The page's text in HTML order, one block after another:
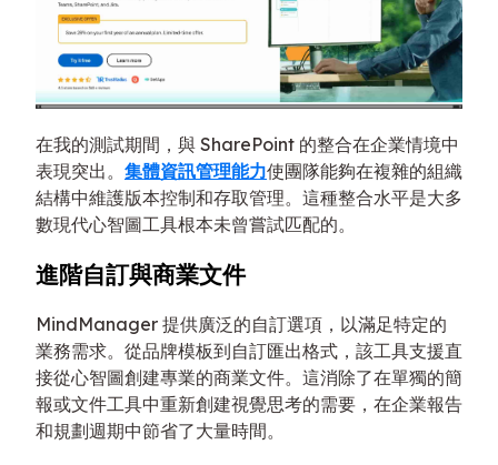
在我的測試期間，與 SharePoint 的整合在企業情境中
表現突出。 集體資訊管理能力使團隊能夠在複雜的組織
結構中維護版本控制和存取管理。這種整合水平是大多
數現代心智圖工具根本未曾嘗試匹配的。
進階自訂與商業文件
MindManager 提供廣泛的自訂選項，以滿足特定的
業務需求。從品牌模板到自訂匯出格式，該工具支援直
接從心智圖創建專業的商業文件。這消除了在單獨的簡
報或文件工具中重新創建視覺思考的需要，在企業報告
和規劃週期中節省了大量時間。